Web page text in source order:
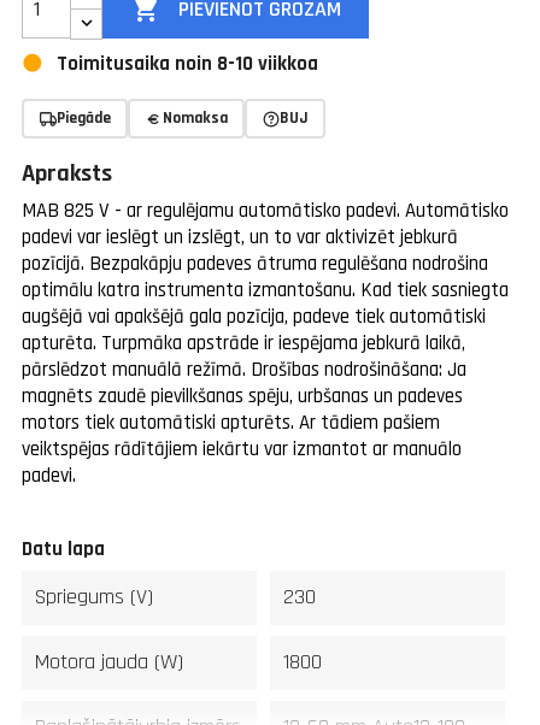
 PIEVIENOT GROZAM
Toimitusaika noin 8-10 viikkoa
Piegāde Nomaksa BUJ
Apraksts
MAB 825 V - ar regulējamu automātisko padevi. Automātisko
padevi var ieslēgt un izslēgt, un to var aktivizēt jebkurā
pozīcijā. Bezpakāpju padeves ātruma regulēšana nodrošina
optimālu katra instrumenta izmantošanu. Kad tiek sasniegta
augšējā vai apakšējā gala pozīcija, padeve tiek automātiski
apturēta. Turpmāka apstrāde ir iespējama jebkurā laikā,
pārslēdzot manuālā režīmā. Drošības nodrošināšana: Ja
magnēts zaudē pievilkšanas spēju, urbšanas un padeves
motors tiek automātiski apturēts. Ar tādiem pašiem
veiktspējas rādītājiem iekārtu var izmantot ar manuālo
padevi.
Datu lapa
Spriegums (V) 230
Motora jauda (W) 1800